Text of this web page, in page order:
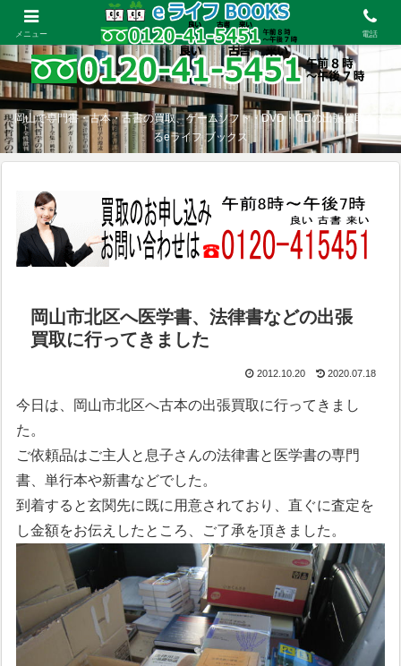
岡山で専門書・古本・古書の買取、ゲームソフト・DVD・CDの出張買取をす
るeライフ ブックス
岡山市北区へ医学書、法律書などの出張
買取に行ってきました
2012.10.20 2020.07.18
今日は、岡山市北区へ古本の出張買取に行ってきまし
た。
ご依頼品はご主人と息子さんの法律書と医学書の専門
書、単行本や新書などでした。
到着すると玄関先に既に用意されており、直ぐに査定を
し金額をお伝えしたところ、ご了承を頂きました。
メニュー 電話